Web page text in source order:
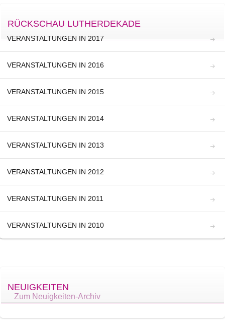
RÜCKSCHAU LUTHERDEKADE
VERANSTALTUNGEN IN 2017
VERANSTALTUNGEN IN 2016
VERANSTALTUNGEN IN 2015
VERANSTALTUNGEN IN 2014
VERANSTALTUNGEN IN 2013
VERANSTALTUNGEN IN 2012
VERANSTALTUNGEN IN 2011
VERANSTALTUNGEN IN 2010
NEUIGKEITEN
Zum Neuigkeiten-Archiv